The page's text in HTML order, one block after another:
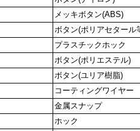
メッキボタン(ABS)
ボタン(ポリアセタール
プラスチックホック
ボタン(ポリエステル)
ボタン(ユリア樹脂)
コーティングワイヤー
金属スナップ
ホック